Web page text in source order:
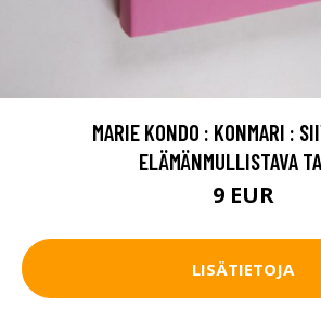
MARIE KONDO : KONMARI :
ELÄMÄNMULLISTAVA
9 EUR
LISÄTIETOJA